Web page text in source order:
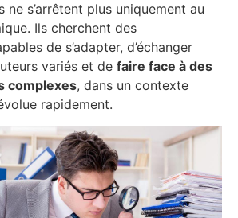
ne s’arrêtent plus uniquement au
Ils cherchent des
de s’adapter, d’échanger
variés et de faire face à des
complexes, dans un contexte
rapidement.